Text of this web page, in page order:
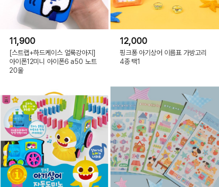
11,900
[스트랩+하드케이스 얼룩강아지]
아이폰12미니 아이폰6 a50 노트
20울
12,000
핑크퐁 아기상어 이름표 가방고리
4종 택1